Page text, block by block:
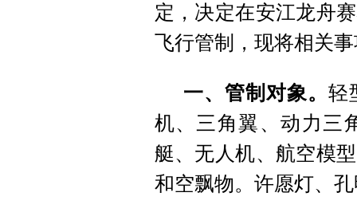
定，决定在安江龙舟
飞行管制，现将相关
一、管制对象。 轻
机、三角翼、动力三
艇、无人机、航空模
和空飘物。许愿灯、